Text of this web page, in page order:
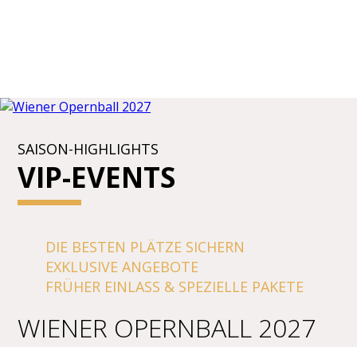
SAISON-HIGHLIGHTS
VIP-EVENTS
DIE BESTEN PLÄTZE SICHERN
EXKLUSIVE ANGEBOTE
FRÜHER EINLASS & SPEZIELLE PAKETE
WIENER OPERNBALL 2027